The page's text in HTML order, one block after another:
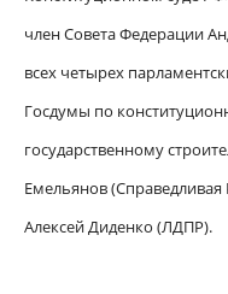
член Совета Федерации
всех четырех
Госдумы по
государственному
Емельянов
Алексей Диденко (ЛДПР).